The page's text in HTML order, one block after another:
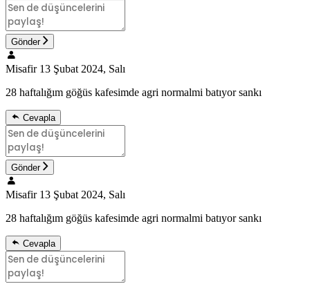
Gönder
Misafir 13 Şubat 2024, Salı
28 haftalığım göğüs kafesimde agri normalmi batıyor sankı
Cevapla
Gönder
Misafir 13 Şubat 2024, Salı
28 haftalığım göğüs kafesimde agri normalmi batıyor sankı
Cevapla